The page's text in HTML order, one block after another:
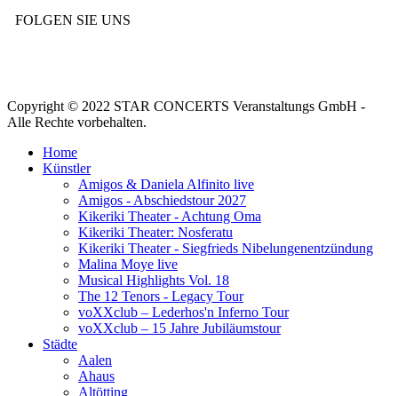
FOLGEN SIE UNS
Copyright © 2022 STAR CONCERTS Veranstaltungs GmbH -
Alle Rechte vorbehalten.
Home
Künstler
Amigos & Daniela Alfinito live
Amigos - Abschiedstour 2027
Kikeriki Theater - Achtung Oma
Kikeriki Theater: Nosferatu
Kikeriki Theater - Siegfrieds Nibelungenentzündung
Malina Moye live
Musical Highlights Vol. 18
The 12 Tenors - Legacy Tour
voXXclub – Lederhos'n Inferno Tour
voXXclub – 15 Jahre Jubiläumstour
Städte
Aalen
Ahaus
Altötting